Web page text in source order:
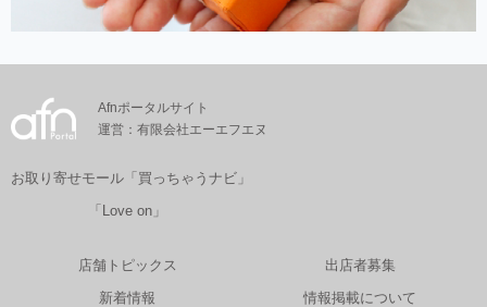
Afnポータルサイト
運営：有限会社エーエフエヌ
お取り寄せモール「買っちゃうナビ」
「Love on」
店舗トピックス
新着情報
出店者募集
情報掲載について